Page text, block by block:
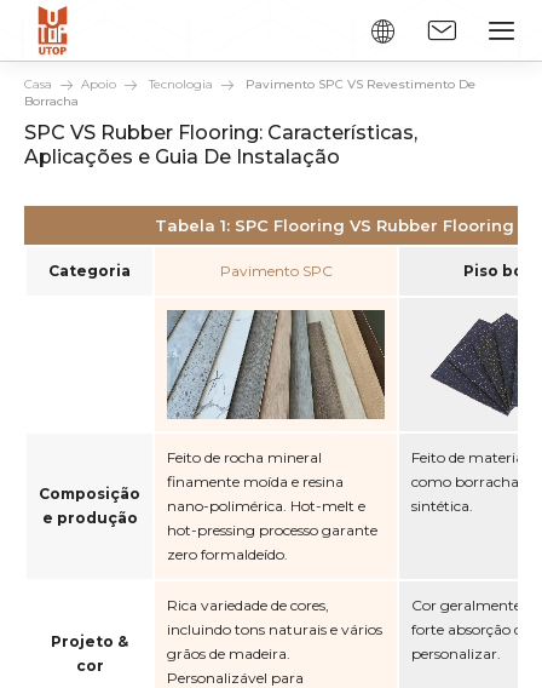
Casa Apoio Tecnologia
Pavimento SPC VS Revestimento De
Borracha
SPC VS Rubber Flooring: Características,
Aplicações e Guia De Instalação
Tabela 1: SPC Flooring VS Rubber Flooring
Categoria Pavimento SPC Piso
Composição
e produção
Feito de rocha mineral
finamente moída e resina
nano-polimérica. Hot-melt e
hot-pressing processo garante
zero formaldeído.
Feito de materiais
como borracha
sintética.
Projeto &
cor
Rica variedade de cores,
incluindo tons naturais e vários
grãos de madeira.
Personalizável para
Cor geralmente
forte absorção de
personalizar.